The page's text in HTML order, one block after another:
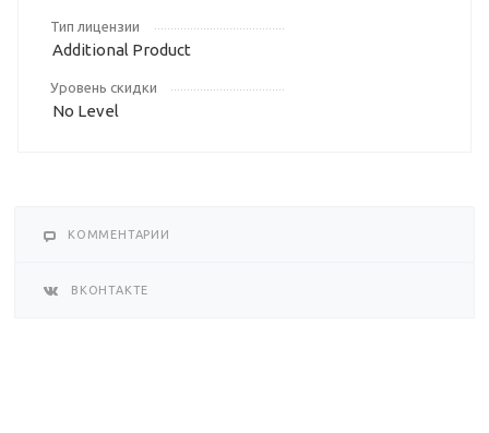
Тип лицензии
Additional Product
Уровень скидки
No Level
КОММЕНТАРИИ
ВКОНТАКТЕ